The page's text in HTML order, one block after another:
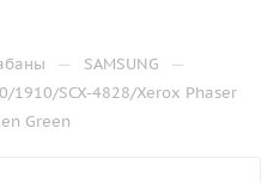
— SAMSUNG —
1910/SCX-4828/Xerox Phaser
Green